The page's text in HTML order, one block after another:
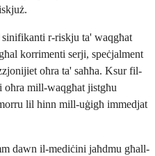
r-riskju ta' waqgħat
korrimenti serji, speċjalment
oħra ta' saħħa. Ksur fil-
oħra mill-waqgħat jistgħu
lil hinn mill-uġigħ immedjat
dawn il-mediċini jaħdmu għall-